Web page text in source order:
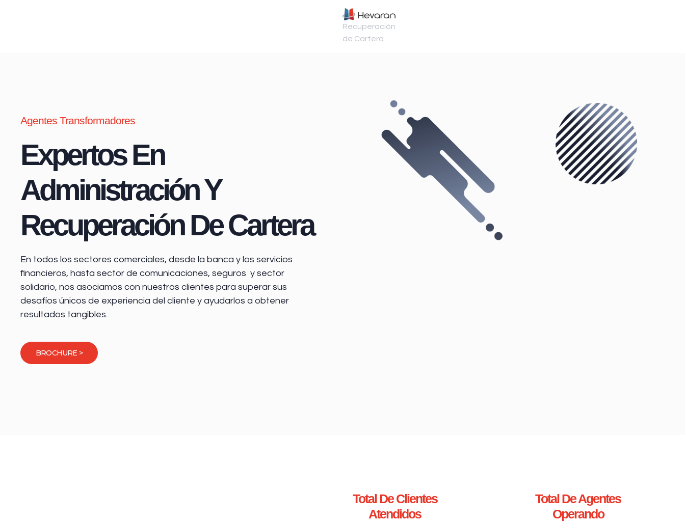
Recuperación
de Cartera
Agentes Transformadores
Expertos En
Administración Y
Recuperación De Cartera
En todos los sectores comerciales, desde la banca y los servicios
financieros, hasta sector de comunicaciones, seguros y sector
solidario, nos asociamos con nuestros clientes para superar sus
desafíos únicos de experiencia del cliente y ayudarlos a obtener
resultados tangibles.
BROCHURE >
Total De Clientes
Atendidos
Total De Agentes
Operando